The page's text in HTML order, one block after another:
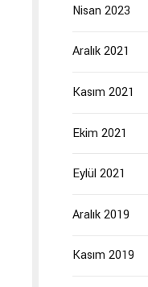
Nisan 2023
Aralık 2021
Kasım 2021
Ekim 2021
Eylül 2021
Aralık 2019
Kasım 2019